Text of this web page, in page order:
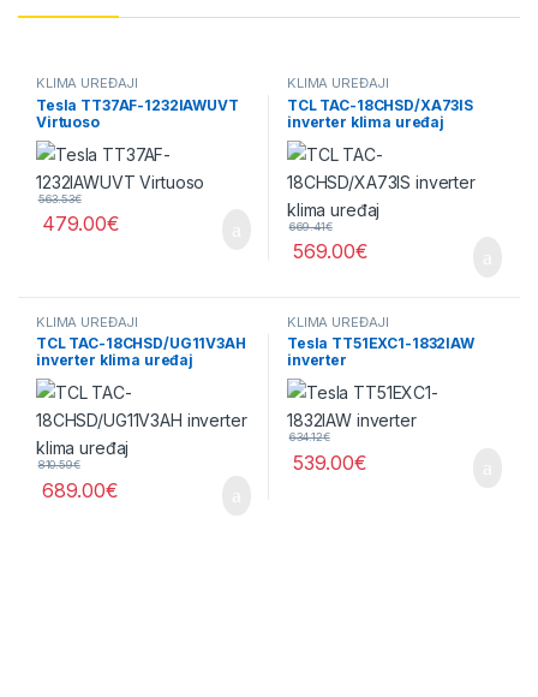
KLIMA UREĐAJI
Tesla TT37AF-1232IAWUVT
Virtuoso
563.53€
479.00€
KLIMA UREĐAJI
TCL TAC-18CHSD/XA73IS
inverter klima uređaj
669.41€
569.00€
KLIMA UREĐAJI
TCL TAC-18CHSD/UG11V3AH
inverter klima uređaj
810.59€
689.00€
KLIMA UREĐAJI
Tesla TT51EXC1-1832IAW
inverter
634.12€
539.00€